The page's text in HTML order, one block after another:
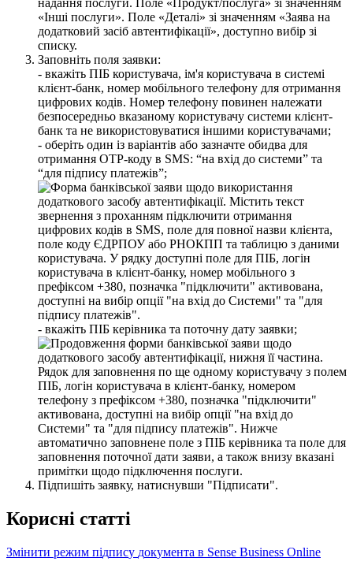
Заповніть поля заявки:
- вкажіть ПІБ користувача, ім'я користувача в системі
клієнт-банк, номер мобільного телефону для отримання
цифрових кодів. Номер телефону повинен належати
безпосередньо вказаному користувачу системи клієнт-
банк та не використовуватися іншими користувачами;
- оберіть один із варіантів або зазначте обидва для
отримання OTP-коду в SMS: “на вхід до системи” та
“для підпису платежів”;
- вкажіть ПІБ керівника та поточну дату заявки;
Підпишіть заявку, натиснувши "Підписати".
Корисні статті
Змінити режим підпису документа в Sense Business Online